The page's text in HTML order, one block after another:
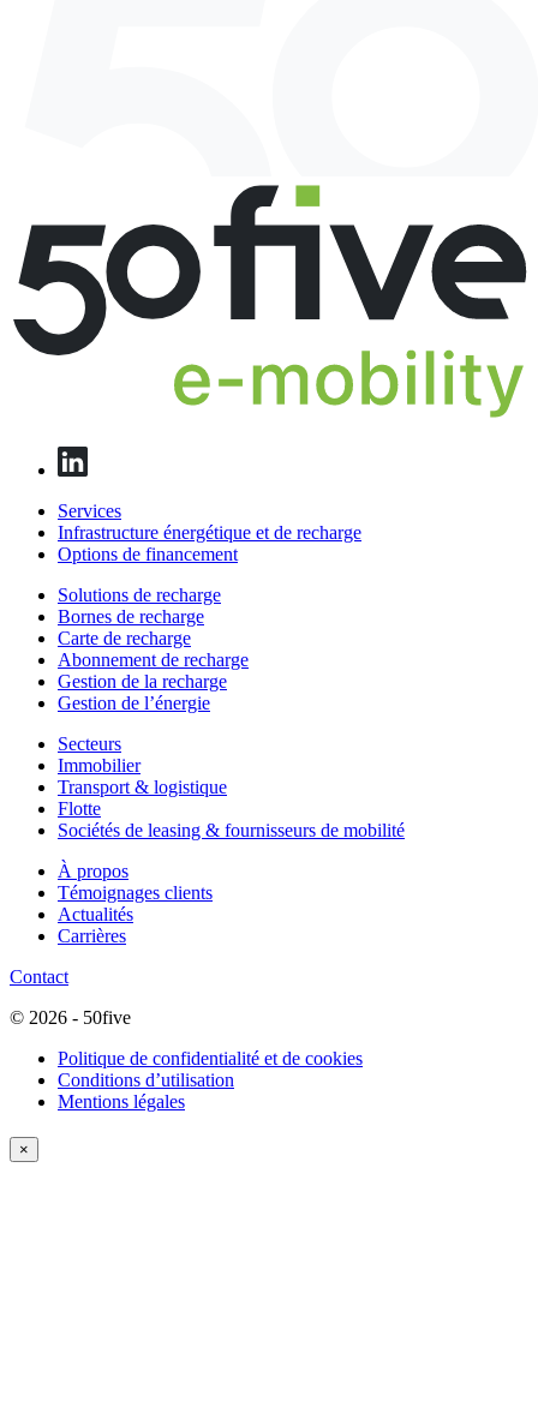
Services
Infrastructure énergétique et de recharge
Options de financement
Solutions de recharge
Bornes de recharge
Carte de recharge
Abonnement de recharge
Gestion de la recharge
Gestion de l’énergie
Secteurs
Immobilier
Transport & logistique
Flotte
Sociétés de leasing & fournisseurs de mobilité
À propos
Témoignages clients
Actualités
Carrières
Contact
© 2026 - 50five
Politique de confidentialité et de cookies
Conditions d’utilisation
Mentions légales
×